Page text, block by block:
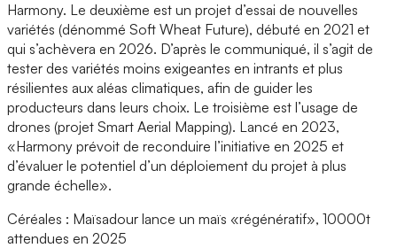
Harmony. Le deuxième est un projet d’essai de nouvelles
variétés (dénommé Soft Wheat Future), débuté en 2021 et
qui s’achèvera en 2026. D’après le communiqué, il s’agit de
tester des variétés moins exigeantes en intrants et plus
résilientes aux aléas climatiques, afin de guider les
producteurs dans leurs choix. Le troisième est l’usage de
drones (projet Smart Aerial Mapping). Lancé en 2023,
«Harmony prévoit de reconduire l’initiative en 2025 et
d’évaluer le potentiel d’un déploiement du projet à plus
grande échelle».
Céréales : Maïsadour lance un maïs «régénératif», 10000t
attendues en 2025